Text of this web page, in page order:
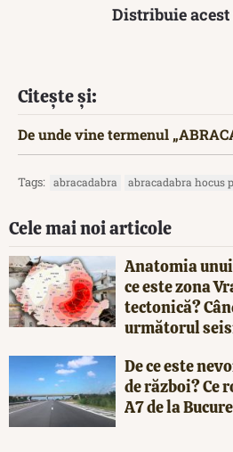
Distribuie
Citește și:
De unde vine termenul
Tags: abracadabra abracadabra hocus
Cele mai noi articole
Anatomia
ce este zona
tectonică?
următorul
De ce este
de război? Ce
A7 de la